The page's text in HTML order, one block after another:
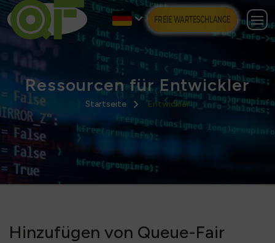
FREIE WARTESCHLANGE
Ressourcen für Entwickler
Startseite Entwickler
Hinzufügen von Queue-Fair